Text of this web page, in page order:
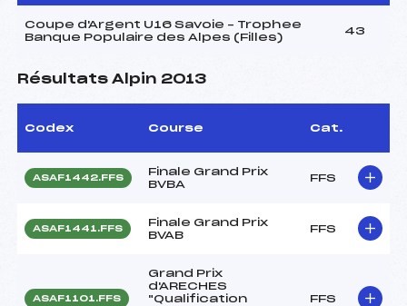
Coupe d'Argent U16 Savoie – Trophee
Banque Populaire des Alpes (Filles)
43
Résultats Alpin 2013
Codex Course Cat.
ASAF1442.FFS
Finale Grand Prix
BVBA
FFS
ASAF1441.FFS
Finale Grand Prix
BVAB
FFS
ASAF1101.FFS
Grand Prix
d'ARECHES
"Qualification
FFS